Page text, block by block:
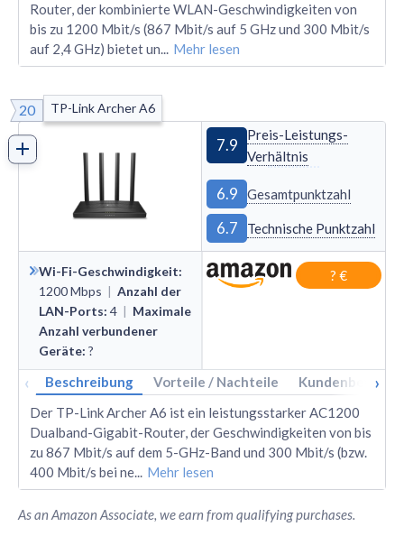
Router, der kombinierte WLAN-Geschwindigkeiten von
bis zu 1200 Mbit/s (867 Mbit/s auf 5 GHz und 300 Mbit/s
auf 2,4 GHz) bietet un... Mehr lesen
20 TP-Link Archer A6
7.9
Preis-Leistungs-
Verhältnis
6.9 Gesamtpunktzahl
6.7 Technische Punktzahl
Wi-Fi-Geschwindigkeit:
1200Mbps | Anzahl der
LAN-Ports: 4 | Maximale
Anzahl verbundener
Geräte: ?
? €
‹ Beschreibung Vorteile / Nachteile ›
Der TP-Link Archer A6 ist ein leistungsstarker AC1200
Dualband-Gigabit-Router, der Geschwindigkeiten von bis
zu 867 Mbit/s auf dem 5-GHz-Band und 300 Mbit/s (bzw.
400 Mbit/s bei ne... Mehr lesen
As an Amazon Associate, we earn from qualifying purchases.